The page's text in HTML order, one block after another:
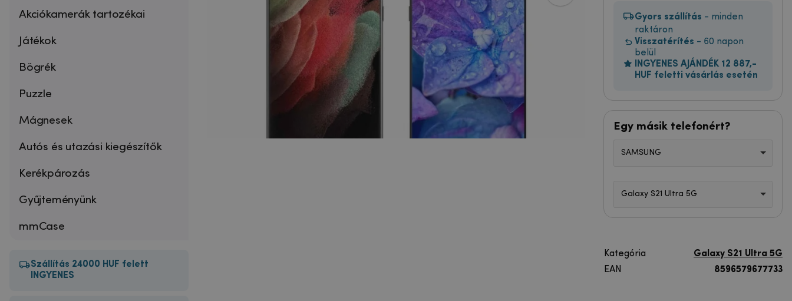
Akciókamerák tartozékai
Játékok
Bögrék
Puzzle
Mágnesek
Autós és utazási kiegészítők
Kerékpározás
Gyűjteményünk
mmCase
Szállítás 24000 HUF felett
INGYENES
Gyors szállítás - minden
raktáron
Visszatérítés - 60 napon
belül
INGYENES AJÁNDÉK 12 887,-
HUF feletti vásárlás esetén
Egy másik telefonért?
SAMSUNG
Galaxy S21 Ultra 5G
Kategória
Galaxy S21 Ultra 5G
EAN
8596579677733